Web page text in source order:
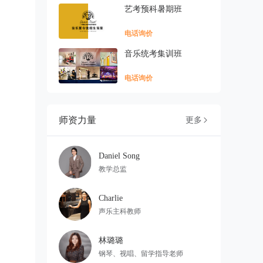
艺考预科暑期班
电话询价
音乐统考集训班
电话询价
师资力量 更多 
Daniel Song
教学总监
Charlie
声乐主科教师
林璐璐
钢琴、视唱、留学指导老师